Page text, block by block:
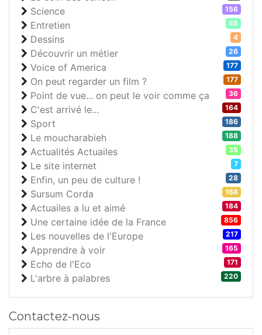
Science 156
Entretien 65
Dessins 4
Découvrir un métier 26
Voice of America 177
On peut regarder un film ? 177
Point de vue... on peut le voir comme ça 36
C'est arrivé le... 164
Sport 186
Le moucharabieh 188
Actualités Actuailes 35
Le site internet 7
Enfin, un peu de culture ! 28
Sursum Corda 168
Actuailes a lu et aimé 184
Une certaine idée de la France 856
Les nouvelles de l'Europe 217
Apprendre à voir 165
Echo de l'Eco 171
L'arbre à palabres 220
Contactez-nous